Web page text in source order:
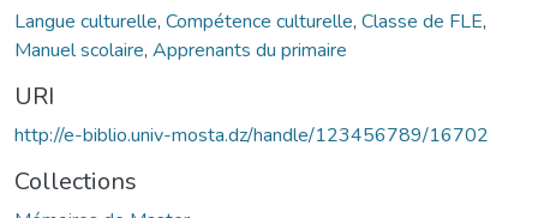
Langue culturelle, Compétence culturelle, Classe de FLE,
Manuel scolaire, Apprenants du primaire
URI
http://e-biblio.univ-mosta.dz/handle/123456789/16702
Collections